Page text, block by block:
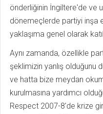
önderliğinin İngiltere'de ve
dönemeçlerde partiyi inşa
yaklaşıma genel olarak
Aynı zamanda, özellikle
şeklimizin yanlış olduğunu
ve hatta bize meydan
kurulmasına yardımcı
Respect 2007-8'de krize